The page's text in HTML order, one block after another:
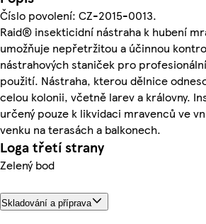
Číslo povolení: CZ-2015-0013.
Raid® insekticidní nástraha k hubení
umožňuje nepřetržitou a účinnou
nástrahových staniček pro
použití. Nástraha, kterou dělnice
celou kolonii, včetně larev a královny.
určený pouze k likvidaci mravenců ve
venku na terasách a balkonech.
Loga třetí strany
Zelený bod
Skladování a příprava